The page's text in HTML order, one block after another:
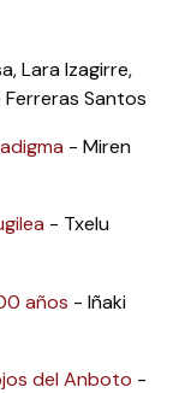
Lara Izagirre,
Ferreras Santos
- Miren
- Txelu
años - Iñaki
del Anboto -